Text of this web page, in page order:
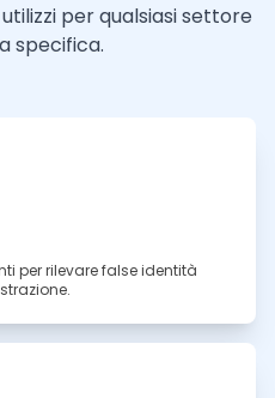
per qualsiasi settore
specifica.
per rilevare false identità